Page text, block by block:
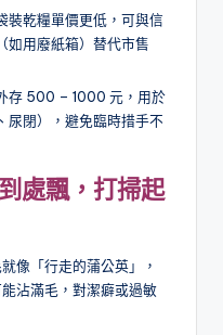
裝乾糧單價更低，可與信
如用廢紙箱）替代市售
存 500 – 1000 元，用於
尿閉），避免臨時措手不
處飄，打掃起
像「行走的蒲公英」，
沾滿毛，對潔癖或過敏